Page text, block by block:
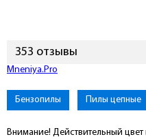
353 отзывы
Подключиться к Mneniya.Pro
Бензопилы Пилы цепные
Внимание! Действительный цвет